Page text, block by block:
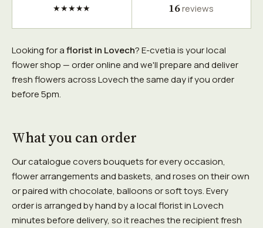
★★★★★ 16reviews
Looking for aflorist in Lovech? E-cvetia is your local
flower shop — order online and we'll prepare and deliver
fresh flowers across Lovech the same day if you order
before 5pm.
What you can order
Our catalogue covers bouquets for every occasion,
flower arrangements and baskets, and roses on their own
or paired with chocolate, balloons or soft toys. Every
order is arranged by hand by a local florist in Lovech
minutes before delivery, so it reaches the recipient fresh